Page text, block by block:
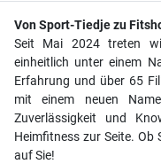
Von Sport-Tiedje zu
Seit Mai 2024 treten
einheitlich unter einem
Erfahrung und über 65
mit einem neuen
Zuverlässigkeit und
Heimfitness zur Seite. Ob
auf Sie!